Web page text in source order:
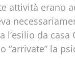
attività erano
l’esilio da casa
“arrivate” la